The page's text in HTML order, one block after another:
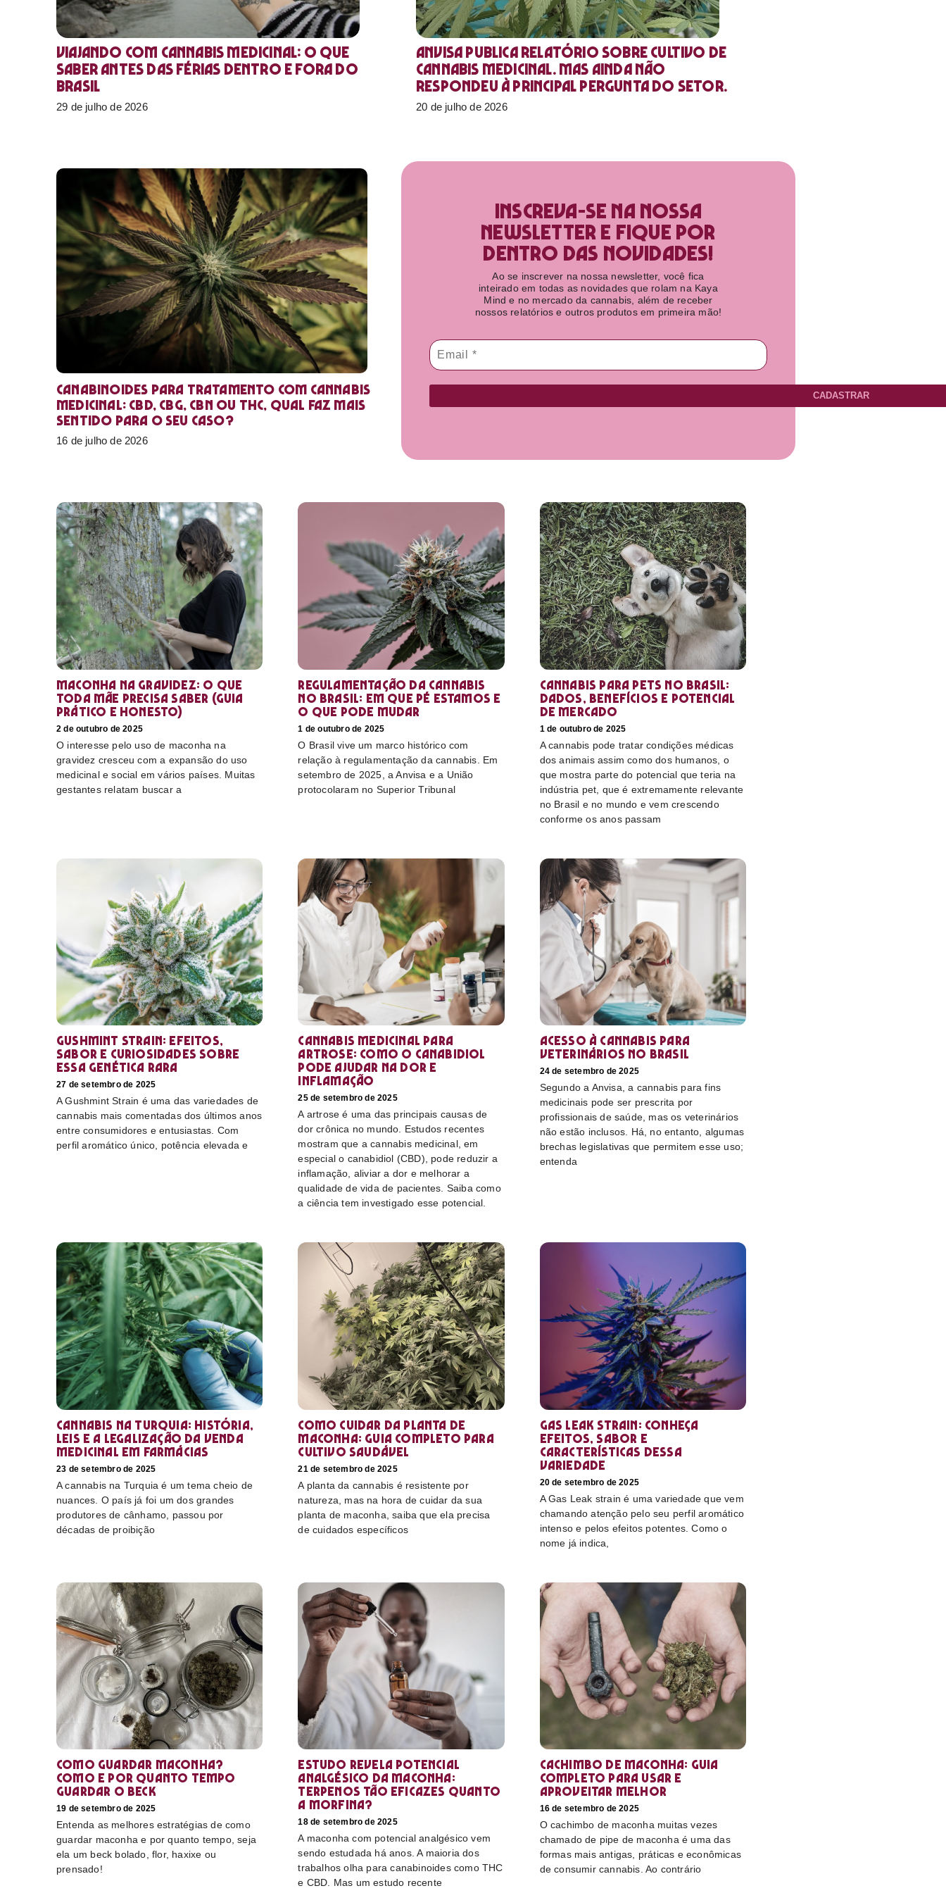
Viajando com cannabis medicinal: o que
saber antes das férias dentro e fora do
Brasil
29 de julho de 2026
Anvisa publica relatório sobre cultivo de
Cannabis medicinal. Mas ainda não
respondeu à principal pergunta do setor.
20 de julho de 2026
Canabinoides para tratamento com cannabis
medicinal: CBD, CBG, CBN ou THC, qual faz mais
sentido para o seu caso?
16 de julho de 2026
Inscreva-se na nossa
newsletter e fique por
dentro das novidades!​
Ao se inscrever na nossa newsletter, você fica
inteirado em todas as novidades que rolam na Kaya
Mind e no mercado da cannabis, além de receber
nossos relatórios e outros produtos em primeira mão!
CADASTRAR
Maconha na gravidez: o que
toda mãe precisa saber (guia
prático e honesto)
2 de outubro de 2025
O interesse pelo uso de maconha na
gravidez cresceu com a expansão do uso
medicinal e social em vários países. Muitas
gestantes relatam buscar a
Regulamentação da cannabis
no Brasil: em que pé estamos e
o que pode mudar
1 de outubro de 2025
O Brasil vive um marco histórico com
relação à regulamentação da cannabis. Em
setembro de 2025, a Anvisa e a União
protocolaram no Superior Tribunal
Cannabis para pets no Brasil:
dados, benefícios e potencial
de mercado
1 de outubro de 2025
A cannabis pode tratar condições médicas
dos animais assim como dos humanos, o
que mostra parte do potencial que teria na
indústria pet, que é extremamente relevante
no Brasil e no mundo e vem crescendo
conforme os anos passam
Gushmint Strain: efeitos,
sabor e curiosidades sobre
essa genética rara
27 de setembro de 2025
A Gushmint Strain é uma das variedades de
cannabis mais comentadas dos últimos anos
entre consumidores e entusiastas. Com
perfil aromático único, potência elevada e
Cannabis medicinal para
artrose: como o canabidiol
pode ajudar na dor e
inflamação
25 de setembro de 2025
A artrose é uma das principais causas de
dor crônica no mundo. Estudos recentes
mostram que a cannabis medicinal, em
especial o canabidiol (CBD), pode reduzir a
inflamação, aliviar a dor e melhorar a
qualidade de vida de pacientes. Saiba como
a ciência tem investigado esse potencial.
Acesso à cannabis para
veterinários no Brasil
24 de setembro de 2025
Segundo a Anvisa, a cannabis para fins
medicinais pode ser prescrita por
profissionais de saúde, mas os veterinários
não estão inclusos. Há, no entanto, algumas
brechas legislativas que permitem esse uso;
entenda
Cannabis na Turquia: história,
leis e a legalização da venda
medicinal em farmácias
23 de setembro de 2025
A cannabis na Turquia é um tema cheio de
nuances. O país já foi um dos grandes
produtores de cânhamo, passou por
décadas de proibição
Como cuidar da planta de
maconha: guia completo para
cultivo saudável
21 de setembro de 2025
A planta da cannabis é resistente por
natureza, mas na hora de cuidar da sua
planta de maconha, saiba que ela precisa
de cuidados específicos
Gas Leak strain: conheça
efeitos, sabor e
características dessa
variedade
20 de setembro de 2025
A Gas Leak strain é uma variedade que vem
chamando atenção pelo seu perfil aromático
intenso e pelos efeitos potentes. Como o
nome já indica,
Como guardar maconha?
Como e por quanto tempo
guardar o beck
19 de setembro de 2025
Entenda as melhores estratégias de como
guardar maconha e por quanto tempo, seja
ela um beck bolado, flor, haxixe ou
prensado!
Estudo revela potencial
analgésico da maconha:
terpenos tão eficazes quanto
a morfina?
18 de setembro de 2025
A maconha com potencial analgésico vem
sendo estudada há anos. A maioria dos
trabalhos olha para canabinoides como THC
e CBD. Mas um estudo recente
Cachimbo de maconha: guia
completo para usar e
aproveitar melhor
16 de setembro de 2025
O cachimbo de maconha muitas vezes
chamado de pipe de maconha é uma das
formas mais antigas, práticas e econômicas
de consumir cannabis. Ao contrário